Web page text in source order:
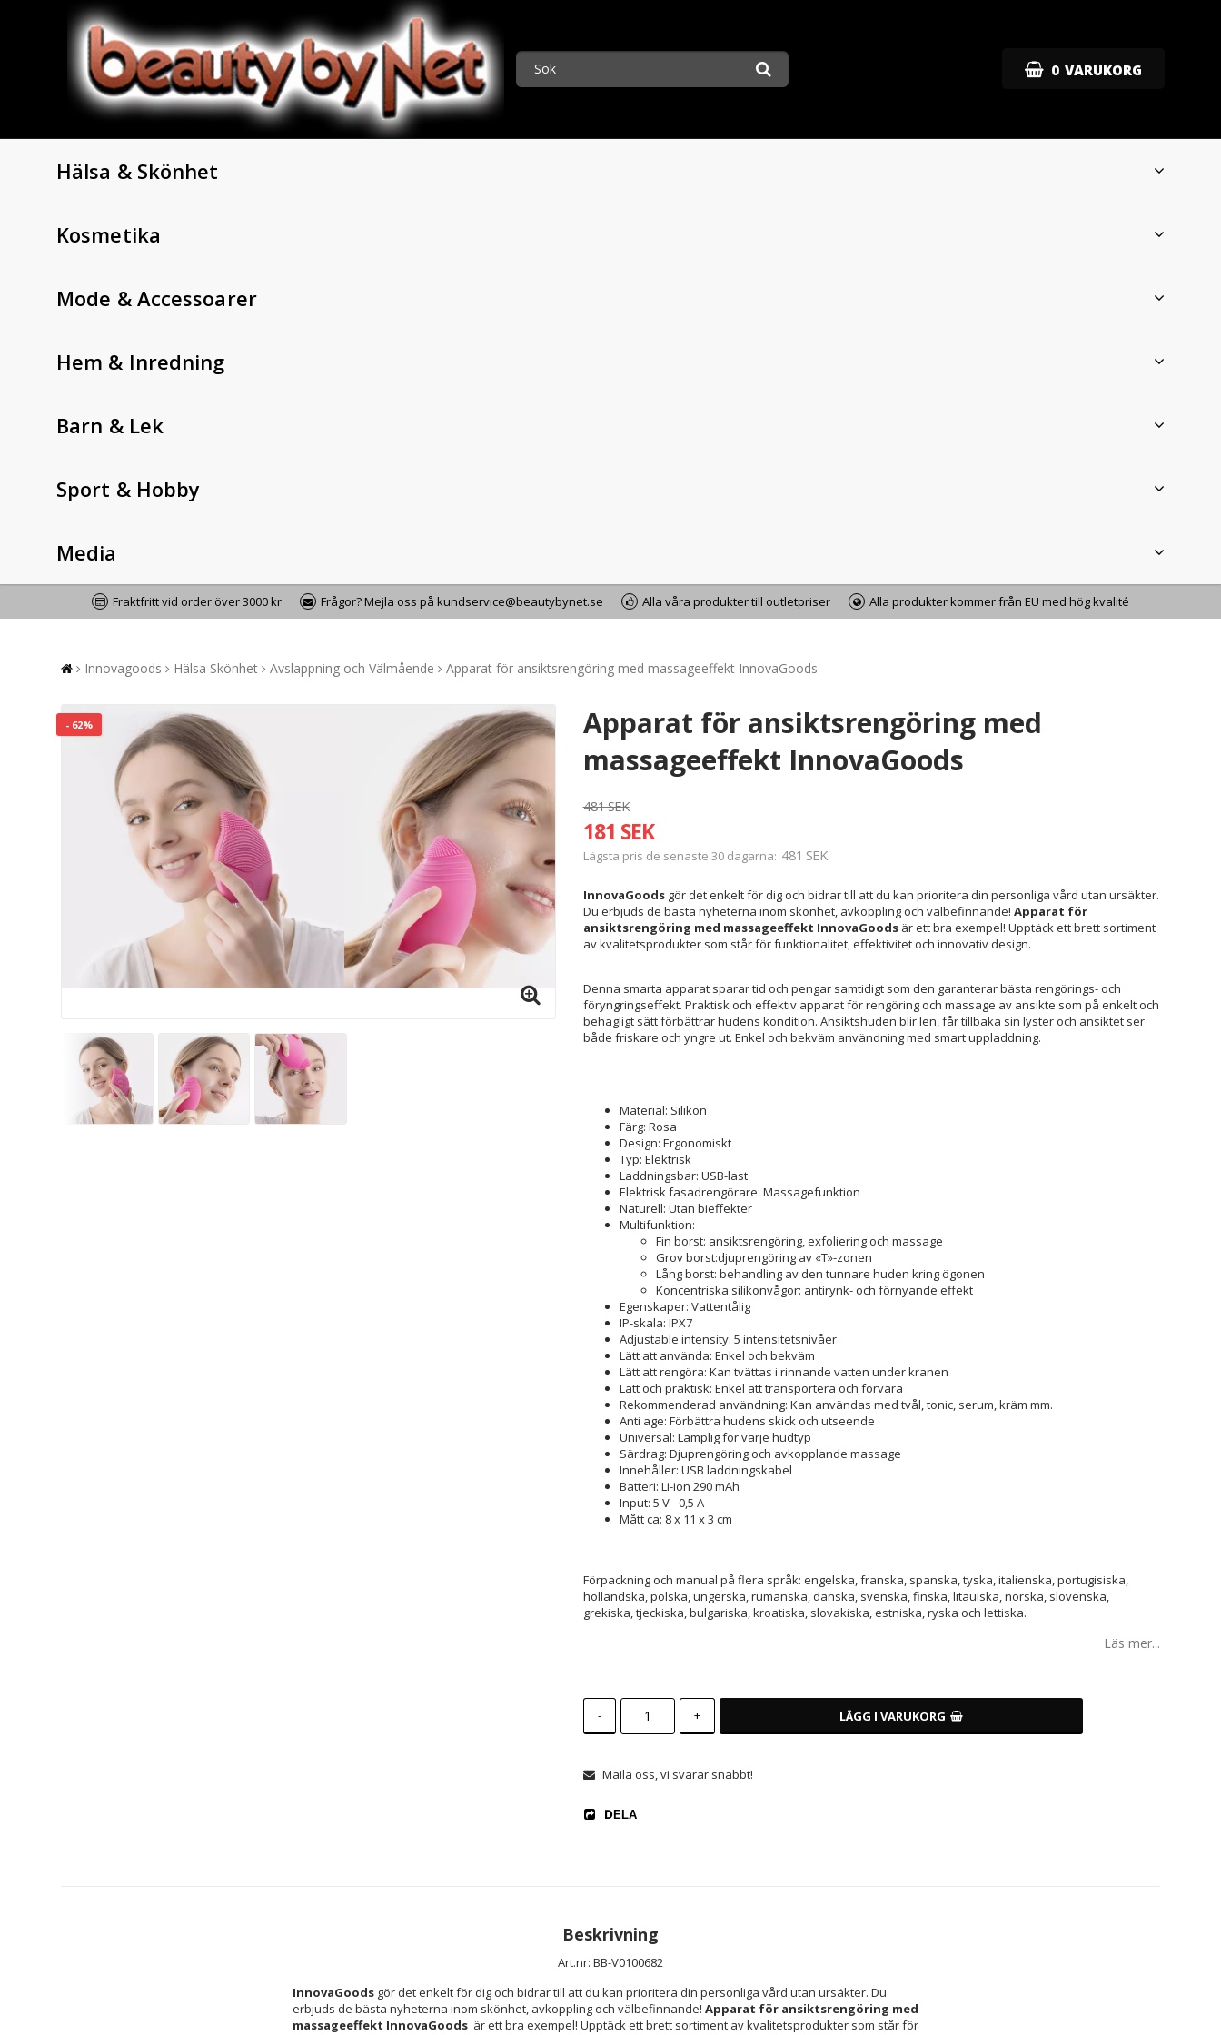
0 VARUKORG
Hälsa & Skönhet
Kosmetika
Mode & Accessoarer
Hem & Inredning
Barn & Lek
Sport & Hobby
Media
Fraktfritt vid order över 3000 kr Frågor? Mejla oss på kundservice@beautybynet.se Alla våra produkter till outletpriser Alla produkter kommer från EU med hög kvalité
Innovagoods Hälsa Skönhet Avslappning och Välmående Apparat för ansiktsrengöring med massageeffekt InnovaGoods
- 62%
Apparat för ansiktsrengöring med
massageeffekt InnovaGoods
481 SEK
181 SEK
Lägsta pris de senaste 30 dagarna 481 SEK
InnovaGoodsgör det enkelt för dig och bidrar till att du kan prioritera din personliga vård utan ursäkter.
Du erbjuds de bästa nyheterna inom skönhet, avkoppling och välbefinnande! Apparat för
ansiktsrengöring med massageeffekt InnovaGoods är ett bra exempel! Upptäck ett brett sortiment
av kvalitetsprodukter som står för funktionalitet, effektivitet och innovativ design.
Denna smarta apparat sparar tid och pengar samtidigt som den garanterar bästa rengörings- och
föryngringseffekt. Praktisk och effektiv apparat för rengöring och massage av ansikte som på enkelt och
behagligt sätt förbättrar hudens kondition. Ansiktshuden blir len, får tillbaka sin lyster och ansiktet ser
både friskare och yngre ut. Enkel och bekväm användning med smart uppladdning.
Material: Silikon
Färg: Rosa
Design: Ergonomiskt
Typ: Elektrisk
Laddningsbar: USB-last
Elektrisk fasadrengörare: Massagefunktion
Naturell: Utan bieffekter
Multifunktion:
Fin borst: ansiktsrengöring, exfoliering och massage
Grov borst:djuprengöring av «T»-zonen
Lång borst: behandling av den tunnare huden kring ögonen
Koncentriska silikonvågor: antirynk- och förnyande effekt
Egenskaper: Vattentålig
IP-skala: IPX7
Adjustable intensity: 5 intensitetsnivåer
Lätt att använda: Enkel och bekväm
Lätt att rengöra: Kan tvättas i rinnande vatten under kranen
Lätt och praktisk: Enkel att transportera och förvara
Rekommenderad användning: Kan användas med tvål, tonic, serum, kräm mm.
Anti age: Förbättra hudens skick och utseende
Universal: Lämplig för varje hudtyp
Särdrag: Djuprengöring och avkopplande massage
Innehåller: USB laddningskabel
Batteri: Li-ion 290 mAh
Input: 5 V - 0,5 A
Mått ca: 8 x 11 x 3 cm
Förpackning och manual på flera språk: engelska, franska, spanska, tyska, italienska, portugisiska,
holländska, polska, ungerska, rumänska, danska, svenska, finska, litauiska, norska, slovenska,
grekiska, tjeckiska, bulgariska, kroatiska, slovakiska, estniska, ryska och lettiska.
Läs mer...
- + LÄGG I VARUKORG
Maila oss, vi svarar snabbt!
DELA
Beskrivning
Art.nr: BB-V0100682
InnovaGoods gör det enkelt för dig och bidrar till att du kan prioritera din personliga vård utan ursäkter. Du
erbjuds de bästa nyheterna inom skönhet, avkoppling och välbefinnande! Apparat för ansiktsrengöring med
massageeffekt InnovaGoods är ett bra exempel! Upptäck ett brett sortiment av kvalitetsprodukter som står för